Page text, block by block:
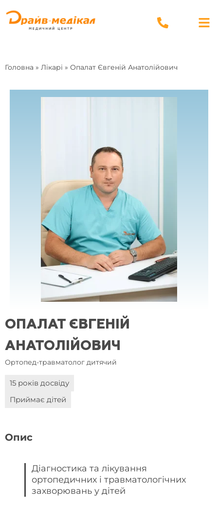
Головна » Лікарі » Опалат Євгеній Анатолійович
ОПАЛАТ ЄВГЕНІЙ
АНАТОЛІЙОВИЧ
Ортопед-травматолог дитячий
15 років досвіду
Приймає дітей
Опис
Діагностика та лікування
ортопедичних і травматологічних
захворювань у дітей